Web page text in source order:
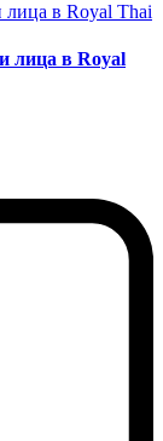
лица в Royal